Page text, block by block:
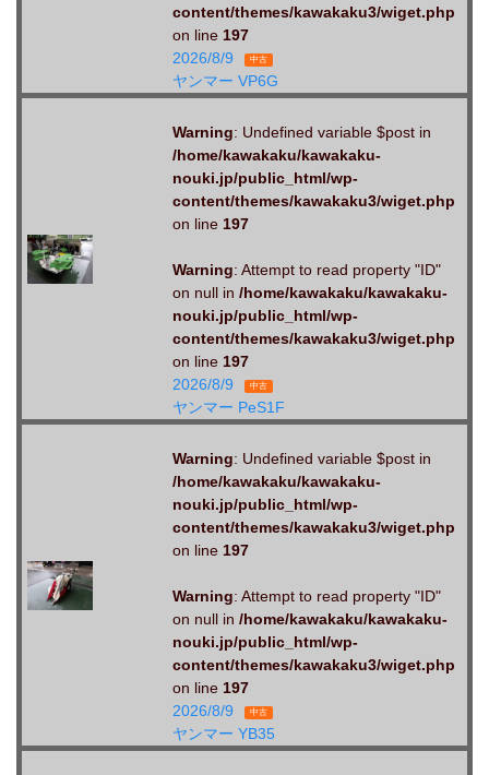
content/themes/kawakaku3/wiget.php
on line 197
2026/8/9
中古
ヤンマー VP6G
Warning: Undefined variable $post in
/home/kawakaku/kawakaku-
nouki.jp/public_html/wp-
content/themes/kawakaku3/wiget.php
on line 197
Warning: Attempt to read property "ID"
on null in /home/kawakaku/kawakaku-
nouki.jp/public_html/wp-
content/themes/kawakaku3/wiget.php
on line 197
2026/8/9
中古
ヤンマー PeS1F
Warning: Undefined variable $post in
/home/kawakaku/kawakaku-
nouki.jp/public_html/wp-
content/themes/kawakaku3/wiget.php
on line 197
Warning: Attempt to read property "ID"
on null in /home/kawakaku/kawakaku-
nouki.jp/public_html/wp-
content/themes/kawakaku3/wiget.php
on line 197
2026/8/9
中古
ヤンマー YB35